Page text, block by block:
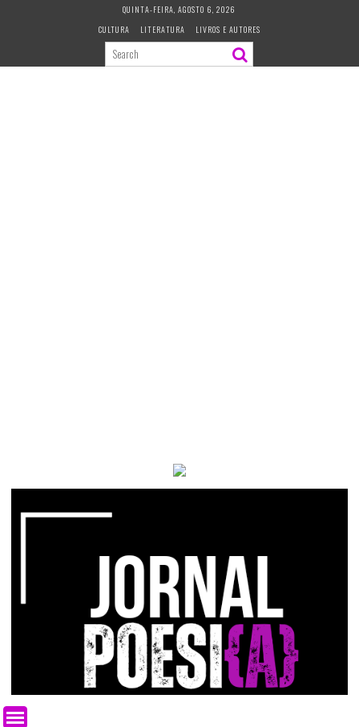
QUINTA-FEIRA, AGOSTO 6, 2026
CULTURA
LITERATURA LIVROS E AUTORES